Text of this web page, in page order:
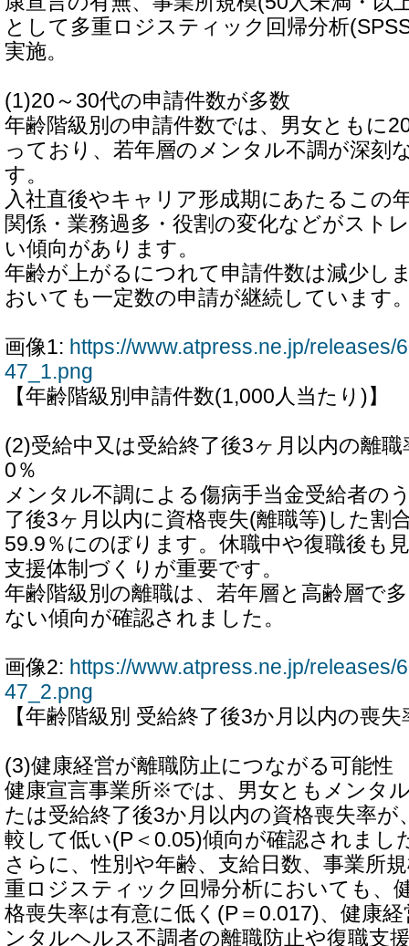
として多重ロジスティック回帰分析
実施。
(1)20～30代の申請件数が多数
年齢階級別の申請件数では、男女ともに
っており、若年層のメンタル不調が深刻
す。
入社直後やキャリア形成期にあたるこの
関係・業務過多・役割の変化などがスト
い傾向があります。
年齢が上がるにつれて申請件数は減少し
おいても一定数の申請が継続しています
画像1: https://www.atpress.ne.jp/releases/
47_1.png
【年齢階級別申請件数(1,000人当たり)】
(2)受給中又は受給終了後3ヶ月以内の離
0％
メンタル不調による傷病手当金受給者の
了後3ヶ月以内に資格喪失(離職等)した割
59.9％にのぼります。休職中や復職後も
支援体制づくりが重要です。
年齢階級別の離職は、若年層と高齢層で
ない傾向が確認されました。
画像2: https://www.atpress.ne.jp/releases/
47_2.png
【年齢階級別 受給終了後3か月以内の喪失
(3)健康経営が離職防止につながる可能性
健康宣言事業所※では、男女ともメンタ
たは受給終了後3か月以内の資格喪失率が
較して低い(P＜0.05)傾向が確認されまし
さらに、性別や年齢、支給日数、事業所
重ロジスティック回帰分析においても、
格喪失率は有意に低く(P＝0.017)、健康
ンタルヘルス不調者の離職防止や復職支